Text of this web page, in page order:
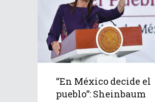
“En México decide el
pueblo”: Sheinbaum